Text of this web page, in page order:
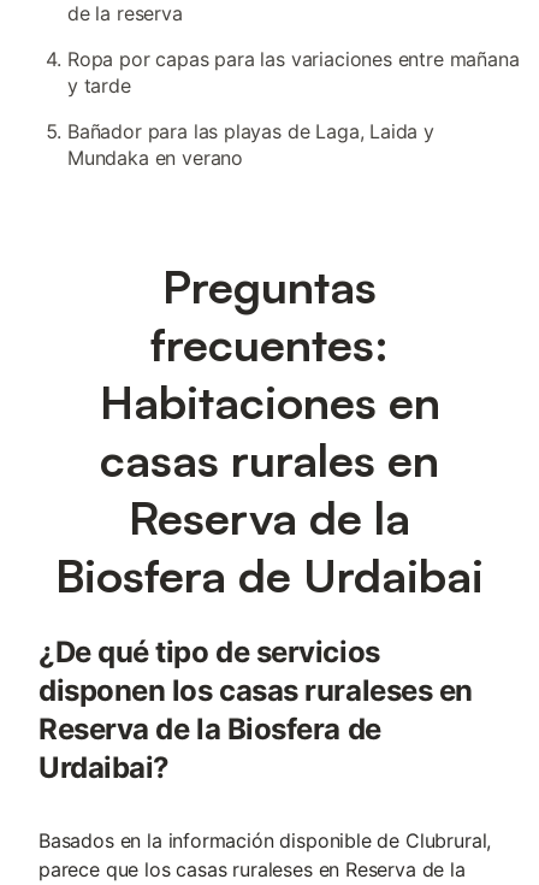
de la reserva
Ropa por capas para las variaciones entre mañana
y tarde
Bañador para las playas de Laga, Laida y
Mundaka en verano
Preguntas
frecuentes:
Habitaciones en
casas rurales en
Reserva de la
Biosfera de Urdaibai
¿De qué tipo de servicios
disponen los casas ruraleses en
Reserva de la Biosfera de
Urdaibai?
Basados en la información disponible de Clubrural,
parece que los casas ruraleses en Reserva de la